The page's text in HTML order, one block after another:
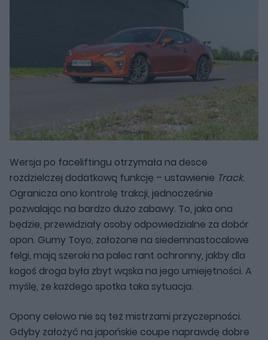
Wersja po faceliftingu otrzymała na desce
rozdzielczej dodatkową funkcję – ustawienie Track.
Ogranicza ono kontrolę trakcji, jednocześnie
pozwalając na bardzo dużo zabawy. To, jaka ona
będzie, przewidziały osoby odpowiedzialne za dobór
opon. Gumy Toyo, założone na siedemnastocalowe
felgi, mają szeroki na palec rant ochronny, jakby dla
kogoś droga była zbyt wąska na jego umiejętności. A
myślę, że każdego spotka taka sytuacja.
Opony celowo nie są też mistrzami przyczepności.
Gdyby założyć na japońskie coupe naprawdę dobre